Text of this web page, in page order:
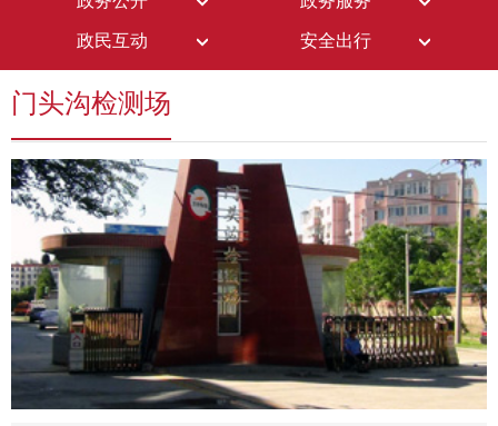
政民互动 安全出行
门头沟检测场